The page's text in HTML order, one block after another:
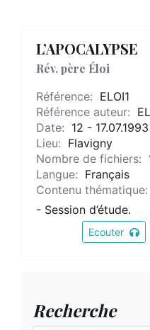
L’APOCALYPSE
Rév. père Éloi
Référence: ELOI1
Référence auteur:
Date: 12 - 17.07.1993
Lieu: Flavigny
Nombre de fichiers:
Langue: Français
Contenu thématique:
- Session d’étude.
Ecouter
Recherche